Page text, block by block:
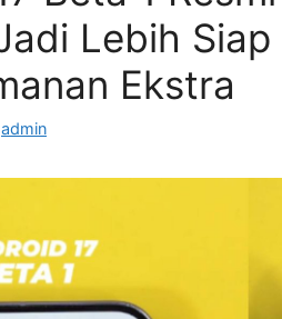
Lebih
Ekstra
admin